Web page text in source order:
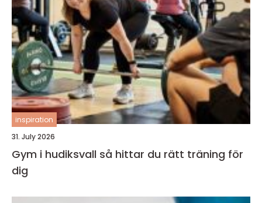
inspiration
31. July 2026
Gym i hudiksvall så hittar du rätt träning för
dig